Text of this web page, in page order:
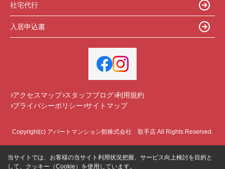
社宅代行
入居申込書
アクセスマップ スタッフブログ 利用規約
プライバシーポリシー サイトマップ
Copyright(c) アパートマンション館株式会社 取手店 All Rights Reserved.
当サイトでは、お客様の当サイト利用状況把握、サービス向上検討を目的と
して、クッキー（Cookie）を使用しています。